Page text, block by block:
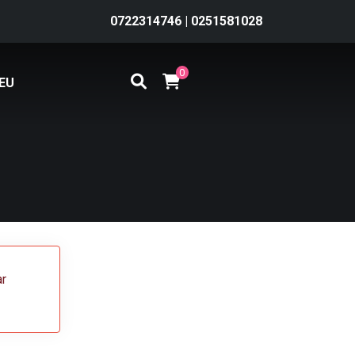
0722314746 | 0251581028
0